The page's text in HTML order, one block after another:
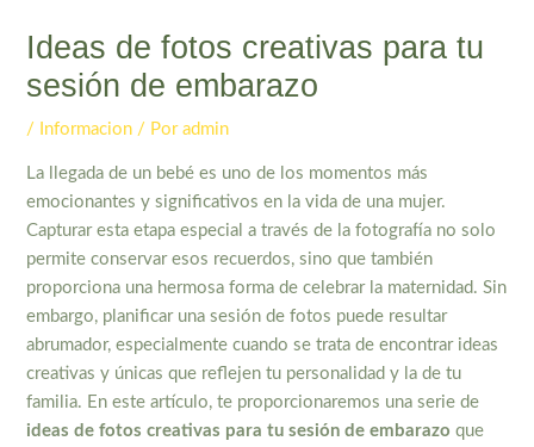
Ideas de fotos creativas para tu
sesión de embarazo
/ Informacion / Poradmin
La llegada de un bebé es uno de los momentos más
emocionantes y significativos en la vida de una mujer.
Capturar esta etapa especial a través de la fotografía no solo
permite conservar esos recuerdos, sino que también
proporciona una hermosa forma de celebrar la maternidad. Sin
embargo, planificar una sesión de fotos puede resultar
abrumador, especialmente cuando se trata de encontrar ideas
creativas y únicas que reflejen tu personalidad y la de tu
familia. En este artículo, te proporcionaremos una serie de
ideas de fotos creativas para tu sesión de embarazo que